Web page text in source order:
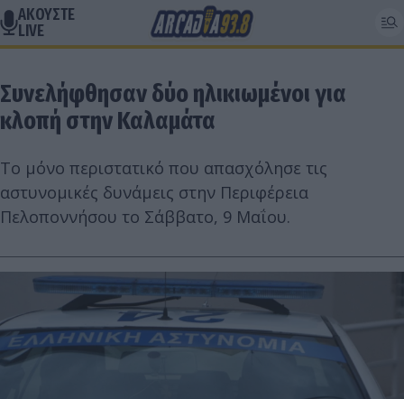
ΑΚΟΥΣΤΕ
LIVE
Συνελήφθησαν δύο ηλικιωμένοι για
κλοπή στην Καλαμάτα
Το μόνο περιστατικό που απασχόλησε τις
αστυνομικές δυνάμεις στην Περιφέρεια
Πελοποννήσου το Σάββατο, 9 Μαΐου.